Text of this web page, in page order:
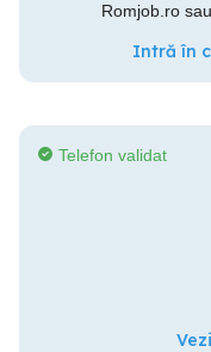
Romjob.ro
Intră în
Telefon validat